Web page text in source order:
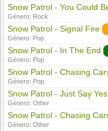
Snow Patrol - You Could
Género: Rock
Snow Patrol - Signal Fire
Género: Pop
Snow Patrol - In The End
Género: Pop
Snow Patrol - Chasing
Género: Pop
Snow Patrol - Just Say Yes
Género:Other
Snow Patrol - Chasing
Género:Other